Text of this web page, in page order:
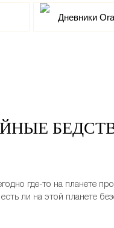
Дневники
где-то на планете
ли на этой планете